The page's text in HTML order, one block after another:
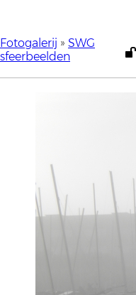
Fotogalerij » SWG
sfeerbeelden